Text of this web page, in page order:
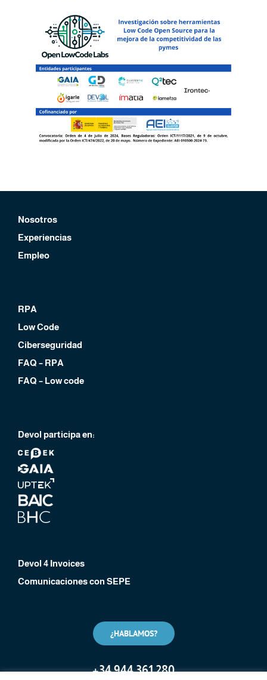
Nosotros
Experiencias
Empleo
RPA
Low Code
Ciberseguridad
FAQ – RPA
FAQ – Low code
Devol participa en:
Devol 4 Invoices
Comunicaciones con SEPE
¿HABLAMOS?
+34 944 361 280